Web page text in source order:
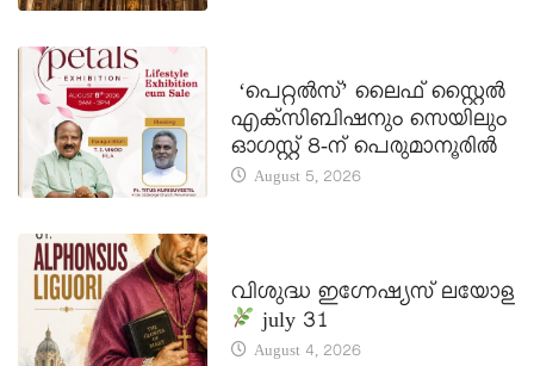
‘പെറ്റൽസ്’ ലൈഫ് സ്റ്റൈൽ
എക്സിബിഷനും സെയിലും
ഓഗസ്റ്റ് 8-ന് പെരുമാനൂരിൽ
August 5, 2026
വിശുദ്ധ ഇഗ്നേഷ്യസ് ലയോള
july 31
August 4, 2026